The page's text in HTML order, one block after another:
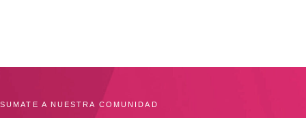
SUMATE A NUESTRA COMUNIDAD